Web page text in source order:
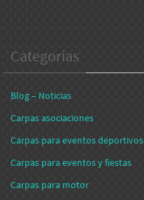
Categorías
Blog – Noticias
Carpas asociaciones
Carpas para eventos deportivos
Carpas para eventos y fiestas
Carpas para motor